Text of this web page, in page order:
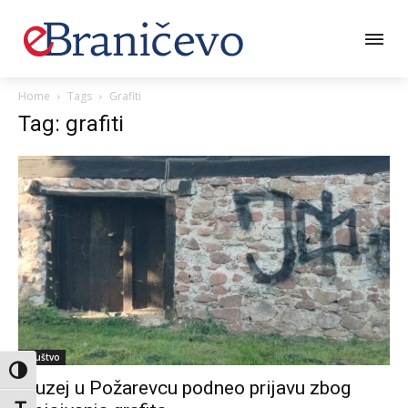
Toggle High Contrast
Home Tags Grafiti
Tag: grafiti
Društvo
Muzej u Požarevcu podneo prijavu zbog